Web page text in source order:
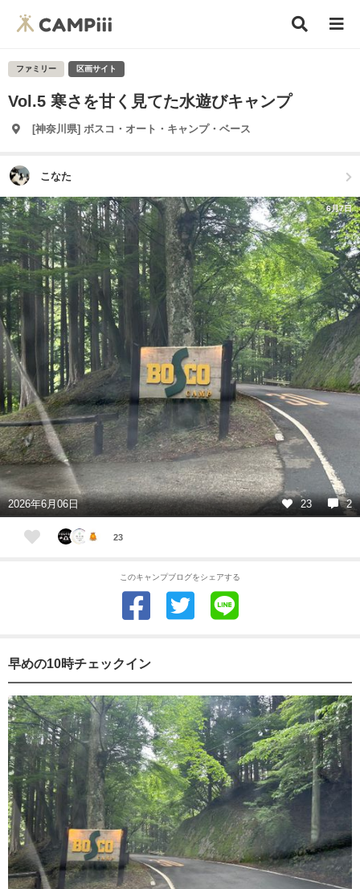
ファミリー 区画サイト
Vol.5 寒さを甘く見てた水遊びキャンプ
[神奈川県] ボスコ・オート・キャンプ・ベース
こなた
6月7日
2026年6月06日 23 2
23
このキャンプブログをシェアする
早めの10時チェックイン